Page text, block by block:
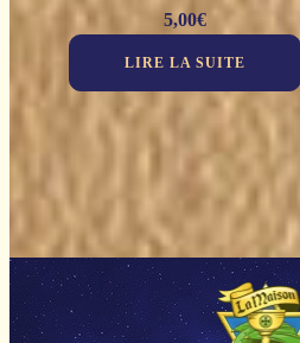
5,00€
LIRE LA SUITE